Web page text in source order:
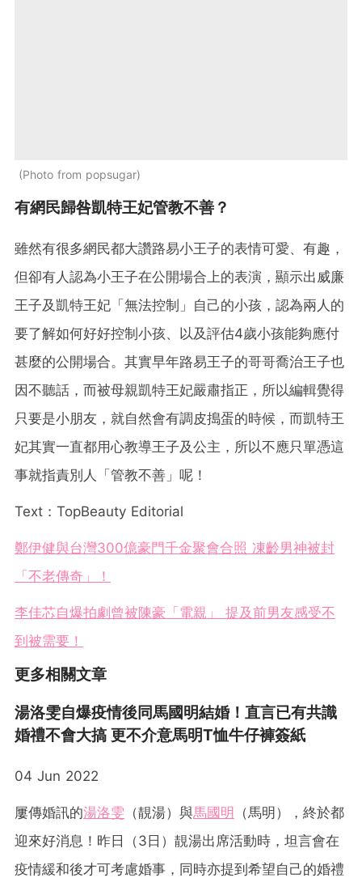
Photo from popsugar
有網民歸咎凱特王妃管教不善？
雖然有很多網民都大讚路易小王子的表情可愛、有趣，
但卻有人認為小王子在公開場合上的表演，顯示出威廉
王子及凱特王妃「無法控制」自己的小孩，認為兩人的
要了解如何好好控制小孩、以及評估4歲小孩能夠應付
甚麼的公開場合。其實早年路易王子的哥哥喬治王子也
因不聽話，而被母親凱特王妃嚴肅指正，所以編輯覺得
只要是小朋友，就自然會有調皮搗蛋的時候，而凱特王
妃其實一直都用心教導王子及公主，所以不應只單憑這
事就指責別人「管教不善」呢！
Text：TopBeauty Editorial
鄭伊健與台灣300億豪門千金聚會合照 凍齡男神被封
「不老傳奇」！
李佳芯自爆拍劇曾被陳豪「電親」 提及前男友感受不
到被需要！
更多相關文章
湯洛雯自爆疫情後同馬國明結婚！直言已有共識
婚禮不會大搞 更不介意馬明T恤牛仔褲簽紙
04 Jun 2022
屢傳婚訊的湯洛雯 （靚湯）與馬國明 （馬明），終於都
迎來好消息！昨日（3日）靚湯出席活動時，坦言會在
疫情緩和後才可考慮婚事，同時亦提到希望自己的婚禮